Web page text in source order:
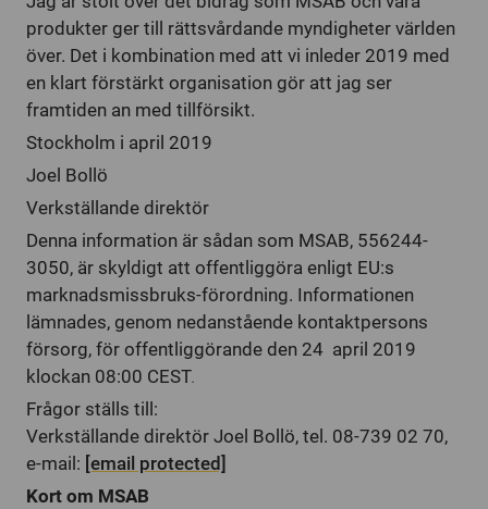
produkter ger till rättsvårdande myndigheter världen
över. Det i kombination med att vi inleder 2019 med
en klart förstärkt organisation gör att jag ser
framtiden an med tillförsikt.
Stockholm i april 2019
Joel Bollö
Verkställande direktör
Denna information är sådan som MSAB, 556244-
3050, är skyldigt att offentliggöra enligt EU:s
marknadsmissbruks-förordning. Informationen
lämnades, genom nedanstående kontaktpersons
försorg, för offentliggörande den 24 april 2019
klockan 08:00 CEST.
Frågor ställs till:
Verkställande direktör Joel Bollö, tel. 08-739 02 70,
e-mail: [email protected]
Kort om MSAB